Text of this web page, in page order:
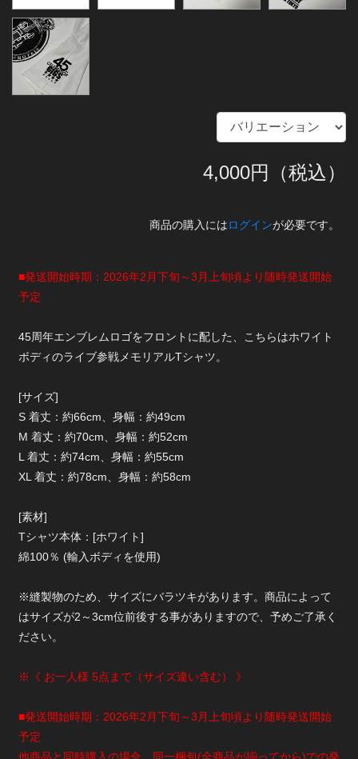
4,000円（税込）
商品の購入にはログインが必要です。
■発送開始時期：2026年2月下旬～3月上旬頃より随時発送開始
予定
45周年エンブレムロゴをフロントに配した、こちらはホワイト
ボディのライブ参戦メモリアルTシャツ。
[サイズ]
S 着丈：約66cm、身幅：約49cm
M 着丈：約70cm、身幅：約52cm
L 着丈：約74cm、身幅：約55cm
XL 着丈：約78cm、身幅：約58cm
[素材]
Tシャツ本体：[ホワイト]
綿100％ (輸入ボディを使用)
※縫製物のため、サイズにバラツキがあります。商品によって
はサイズが2～3cm位前後する事がありますので、予めご了承く
ださい。
※《 お一人様 5点まで（サイズ違い含む） 》
■発送開始時期：2026年2月下旬～3月上旬頃より随時発送開始
予定